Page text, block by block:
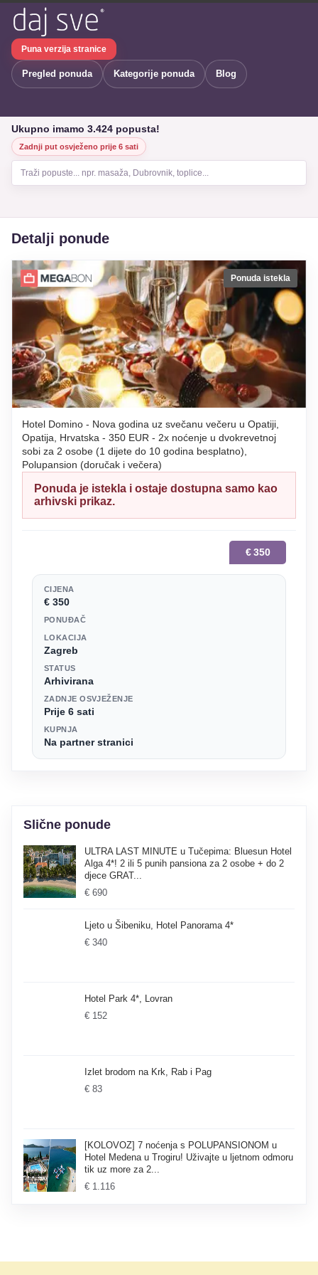
Puna verzija stranice
Pregled ponuda Kategorije ponuda Blog
Ukupno imamo 3.424 popusta!
Zadnji put osvježeno prije 6 sati
Traži popuste... npr. masaža, Dubrovnik, toplice...
Detalji ponude
Ponuda istekla
Hotel Domino - Nova godina uz svečanu večeru u Opatiji,
Opatija, Hrvatska - 350 EUR - 2x noćenje u dvokrevetnoj
sobi za 2 osobe (1 dijete do 10 godina besplatno),
Polupansion (doručak i večera)
Ponuda je istekla i ostaje dostupna samo kao
arhivski prikaz.
€ 350
CIJENA
€ 350
PONUĐAČ
LOKACIJA
Zagreb
STATUS
Arhivirana
ZADNJE OSVJEŽENJE
Prije 6 sati
KUPNJA
Na partner stranici
Slične ponude
ULTRA LAST MINUTE u Tučepima: Bluesun Hotel
Alga 4*! 2 ili 5 punih pansiona za 2 osobe + do 2
djece GRAT...
€ 690
Ljeto u Šibeniku, Hotel Panorama 4*
€ 340
Hotel Park 4*, Lovran
€ 152
Izlet brodom na Krk, Rab i Pag
€ 83
[KOLOVOZ] 7 noćenja s POLUPANSIONOM u
Hotel Medena u Trogiru! Uživajte u ljetnom odmoru
tik uz more za 2...
€ 1.116